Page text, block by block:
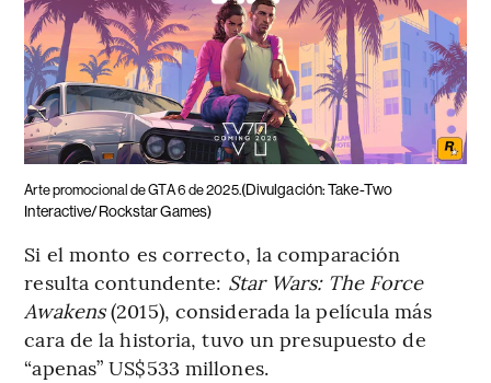
Arte promocional de GTA 6 de 2025.(Divulgación: Take-Two
Interactive/Rockstar Games)
Si el monto es correcto, la comparación
resulta contundente: Star Wars: The Force
Awakens(2015), considerada la película más
cara de la historia, tuvo un presupuesto de
“apenas” US$533 millones.